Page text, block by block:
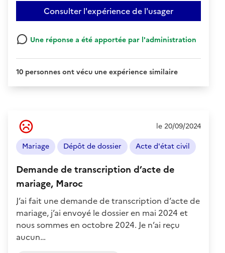
Consulter l'expérience de l'usager
Une réponse a été apportée par l'administration
10 personnes ont vécu une expérience similaire
Demande de transcription d’acte de
mariage, Maroc
l'usager
:
Négatif
le 20/09/2024
Mariage
Dépôt de dossier Acte d'état civil
J’ai fait une demande de transcription d’acte de
mariage, j’ai envoyé le dossier en mai 2024 et
nous sommes en octobre 2024. Je n’ai reçu
aucun…